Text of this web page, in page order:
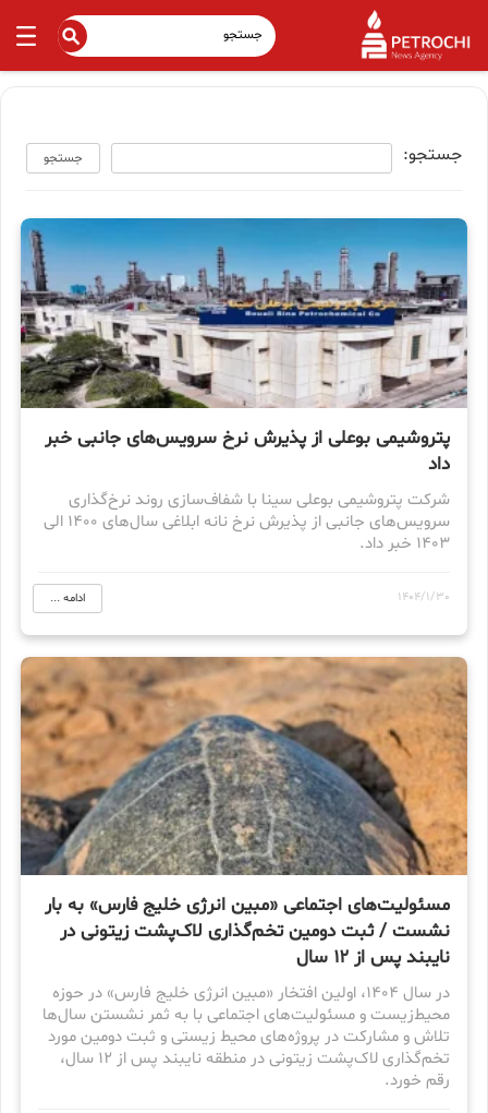
جستجو: جستجو
پتروشیمی بوعلی از پذیرش نرخ سرویس‌های جانبی خبر
داد
شرکت پتروشیمی بوعلی سینا با شفاف‌سازی روند نرخ‌گذاری
سرویس‌های جانبی از پذیرش نرخ نانه ابلاغی سال‌های ۱۴۰۰ الی
۱۴۰۳ خبر داد.
1404/1/30 ادامه ...
مسئولیت‌های اجتماعی «مبین انرژی خلیج فارس» به بار
نشست / ثبت دومین تخم‌گذاری لاک‌پشت زیتونی در
نایبند پس از ۱۲ سال
در سال ۱۴۰۴، اولین افتخار «مبین انرژی خلیج فارس» در حوزه
محیط‌زیست و مسئولیت‌های اجتماعی با به ثمر نشستن سال‌ها
تلاش و مشارکت در پروژه‌های محیط زیستی و ثبت دومین مورد
تخم‌گذاری لاک‌پشت زیتونی در منطقه نایبند پس از ۱۲ سال،
رقم خورد.